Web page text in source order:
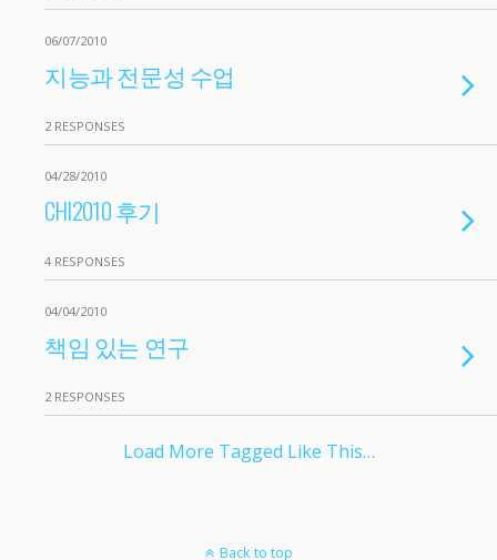
06/07/2010
지능과 전문성 수업
2 RESPONSES
04/28/2010
CHI2010 후기
4 RESPONSES
04/04/2010
책임 있는 연구
2 RESPONSES
Load More Tagged Like This…
Back to top